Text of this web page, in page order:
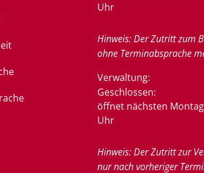
Uhr
Hinweis: Der Zutritt zum
ohne Terminabsprache
Verwaltung:
Klicken, um weitere
Geschlossen:
öffnet nächsten
Uhr
Hinweis: Der Zutritt zur
nur nach vorheriger